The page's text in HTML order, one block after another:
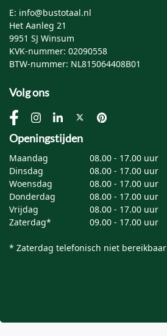
E: info@bustotaal.nl
Het Aanleg 21
9951 SJ Winsum
KVK-nummer: 02090558
BTW-nummer: NL815064408B01
Volg ons
Openingstijden
Maandag
08.00 - 17.00 uur
Dinsdag
08.00 - 17.00 uur
Woensdag
08.00 - 17.00 uur
Donderdag
08.00 - 17.00 uur
Vrijdag
08.00 - 17.00 uur
Zaterdag*
09.00 - 17.00 uur
* Zaterdag telefonisch niet bereikbaar